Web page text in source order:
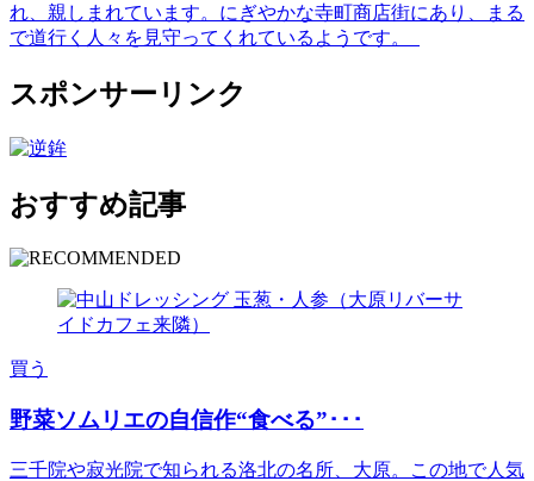
れ、親しまれています。にぎやかな寺町商店街にあり、まる
で道行く人々を見守ってくれているようです。
スポンサーリンク
おすすめ記事
買う
野菜ソムリエの自信作“食べる”･･･
三千院や寂光院で知られる洛北の名所、大原。この地で人気